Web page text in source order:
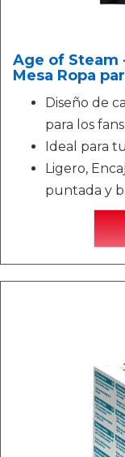
Age of Steam
Mesa Ropa
Diseño de
para los
Ideal para
Ligero,
puntada y